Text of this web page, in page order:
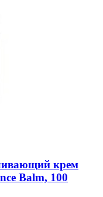
крем
Balm, 100